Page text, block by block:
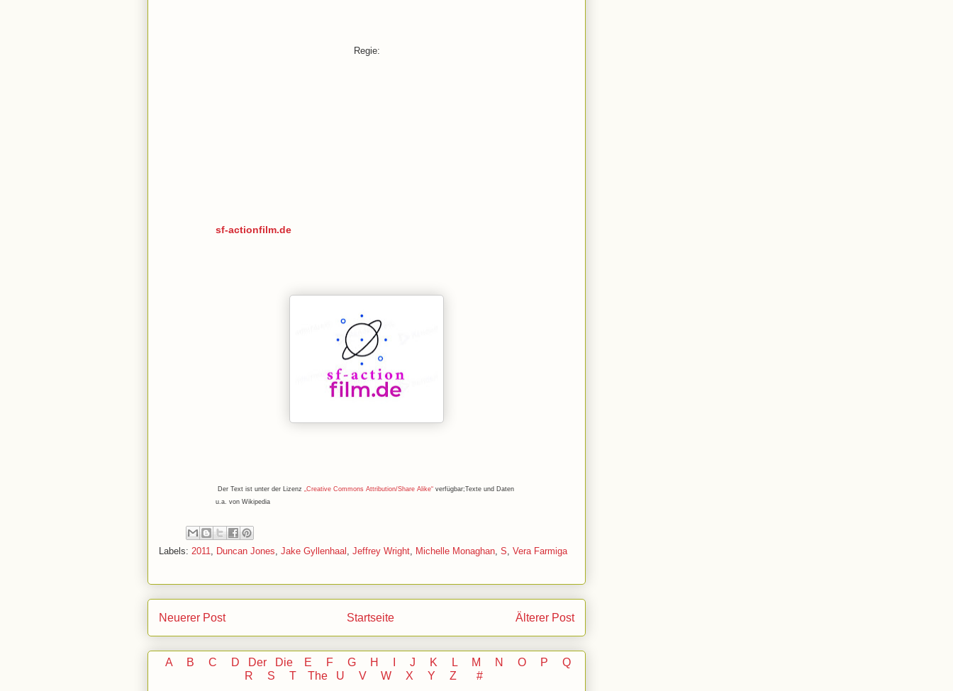
Regie:
sf-actionfilm.de
Der Text ist unter der Lizenz „Creative Commons Attribution/Share Alike“ verfügbar;Texte und Daten
u.a. von Wikipedia
Labels: 2011, Duncan Jones, Jake Gyllenhaal , Jeffrey Wright, Michelle Monaghan, S, Vera Farmiga
Neuerer Post Älterer Post
Startseite
A B C D Der Die E F G H I J K L M N O
P Q
R
S T The U V W X Y Z #